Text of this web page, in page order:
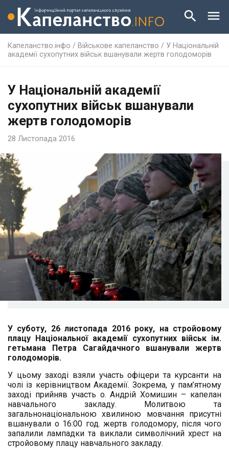
Капеланство.інфо / Військове капеланство / У Національній
академії сухопутних військ вшанували жертв голодоморів
У Національній академії
сухопутних військ вшанували
жертв голодоморів
28 Листопада 2016
У суботу, 26 листопада 2016 року, на стройовому
плацу Національної академії сухопутних військ ім.
гетьмана Петра Сагайдачного вшанували жертв
голодоморів.
У цьому заході взяли участь офіцери та курсанти на
чолі із керівництвом Академії. Зокрема, у пам’ятному
заході прийняв участь о. Андрій Хомишин – капелан
навчального закладу. Молитвою та
загальнонаціональною хвилиною мовчання присутні
вшанували о 16:00 год. жертв голодомору, після чого
запалили лампадки та виклали символічний хрест на
стройовому плацу навчального закладу.